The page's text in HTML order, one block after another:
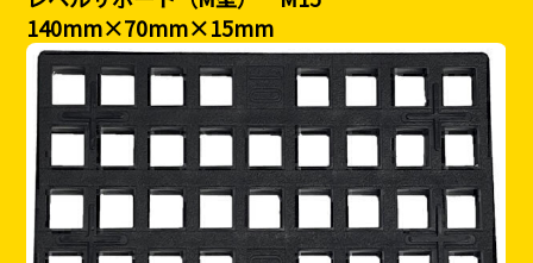
お知らせ
ブログ
お問い合わせ
アクセス
140mm×70mm×15mm